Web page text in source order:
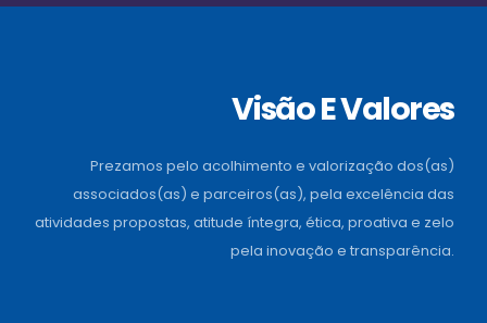
Visão E Valores
Prezamos pelo acolhimento e valorização dos(as)
associados(as) e parceiros(as), pela excelência das
atividades propostas, atitude íntegra, ética, proativa e zelo
pela inovação e transparência.